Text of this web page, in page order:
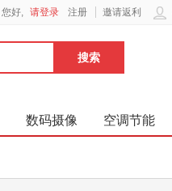
您好, 请登录 注册 邀请返利
数码摄像 空调节能